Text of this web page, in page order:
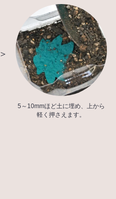
＞
5～10mmほど土に埋め、 上から
軽く押さえます。